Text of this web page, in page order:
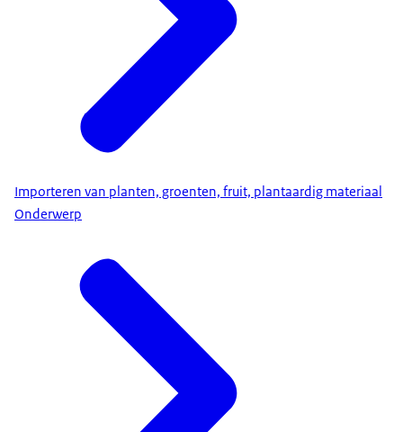
Importeren van planten, groenten, fruit, plantaardig materiaal
Onderwerp